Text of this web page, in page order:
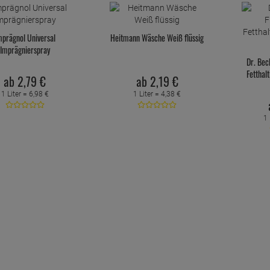
Universal
Imprägnierspray
ab 2,79 €
1 Liter = 6,98 €
Heitmann Wäsche Weiß flüssig
ab 2,19 €
1 Liter =4,38 €
Dr.
1